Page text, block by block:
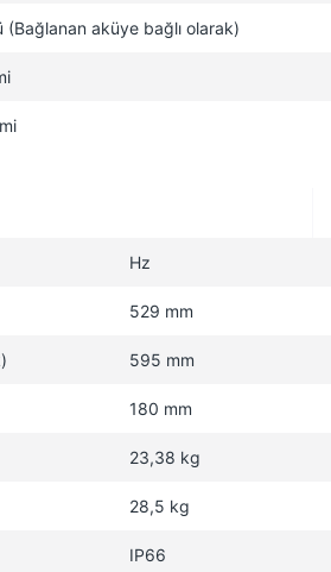
(Bağlanan aküye bağlı olarak)
Hz
529 mm
595 mm
180 mm
23,38 kg
28,5 kg
IP66